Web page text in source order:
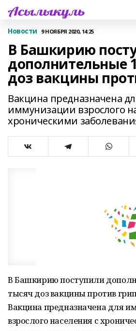
Новости 9 НОЯБРЯ 2020, 14:25
В Башкирию
дополнительные
доз вакцины
Вакцина предназначена
иммунизации взрослого
хроническими
В Башкирию поступили
тысяч доз вакцины против
Вакцина предназначена для
взрослого населения с